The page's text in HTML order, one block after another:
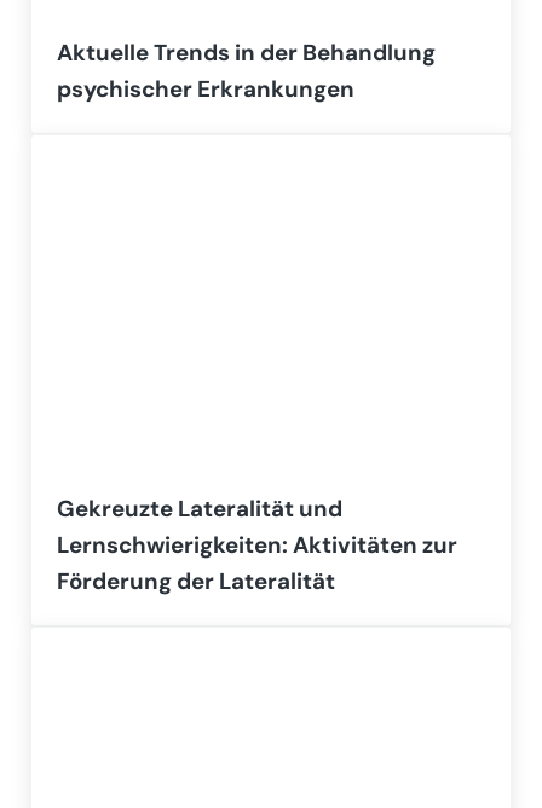
Aktuelle Trends in der Behandlung
psychischer Erkrankungen
Gekreuzte Lateralität und
Lernschwierigkeiten: Aktivitäten zur
Förderung der Lateralität